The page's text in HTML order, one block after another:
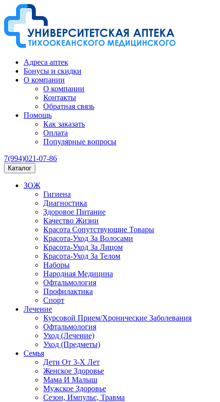
Адреса аптек
Бонусы и скидки
О компании
О компании
Контакты
Обратная связь
Помощь
Как заказать
Оплата
Популярные вопросы
7(994)021-07-86
Каталог
ЗОЖ
Гигиена
Диагностика
Здоровое Питание
Качество Жизни
Красота Сопутствующие Товары
Красота-Уход За Волосами
Красота-Уход За Лицом
Красота-Уход За Телом
Наборы
Народная Медицина
Офтальмология
Профилактика
Спорт
Лечение
Курсовой Прием/Хронические Заболевания
Офтальмология
Уход (Лечение)
Уход (Предметы)
Семья
Дети От 3-Х Лет
Женское Здоровье
Мама И Малыш
Мужское Здоровье
Сезон, Импульс, Травма